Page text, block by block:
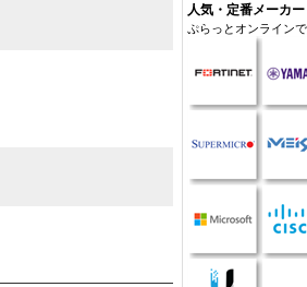
人気・定番メーカー
ぷらっとオンライン